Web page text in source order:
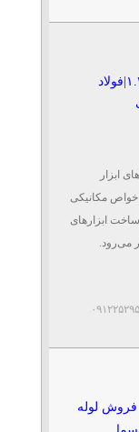
فروش میلگرد ۱.۲۵۵۰|فولاد
ابزار
خواص مکانیکی
ابزارهای
می‌رود.
فروش لوله